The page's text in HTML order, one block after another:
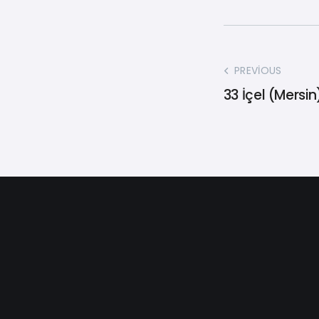
PREVIOUS
33 İçel